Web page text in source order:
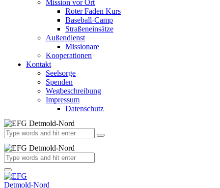
Mission vor Ort
Roter Faden Kurs
Baseball-Camp
Straßeneinsätze
Außendienst
Missionare
Kooperationen
Kontakt
Seelsorge
Spenden
Wegbeschreibung
Impressum
Datenschutz